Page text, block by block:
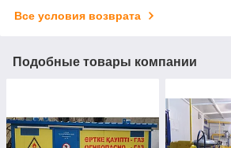
Все условия возврата
Подобные товары компании